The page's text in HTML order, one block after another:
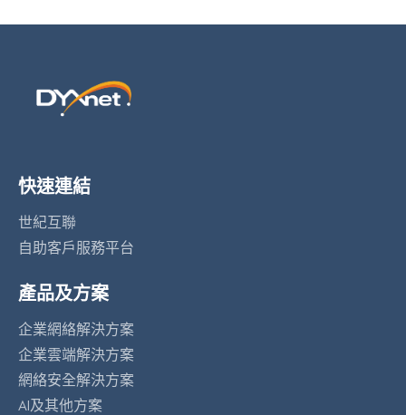
快速連結
世紀互聯
自助客戶服務平台
產品及方案
企業網絡解決方案
企業雲端解決方案
網絡安全解決方案
AI及其他方案